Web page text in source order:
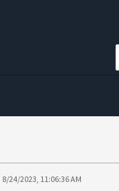
8/24/2023, 11:06:36 AM